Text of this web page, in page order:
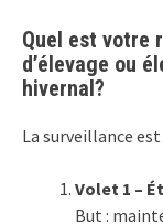
Quel est votre
d’élevage ou
hivernal?
La surveillance
Volet 1 –
But :